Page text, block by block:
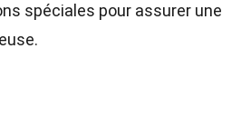
spéciales pour assurer une